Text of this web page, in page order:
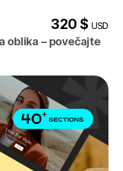
320 $USD
oblika – povečajte